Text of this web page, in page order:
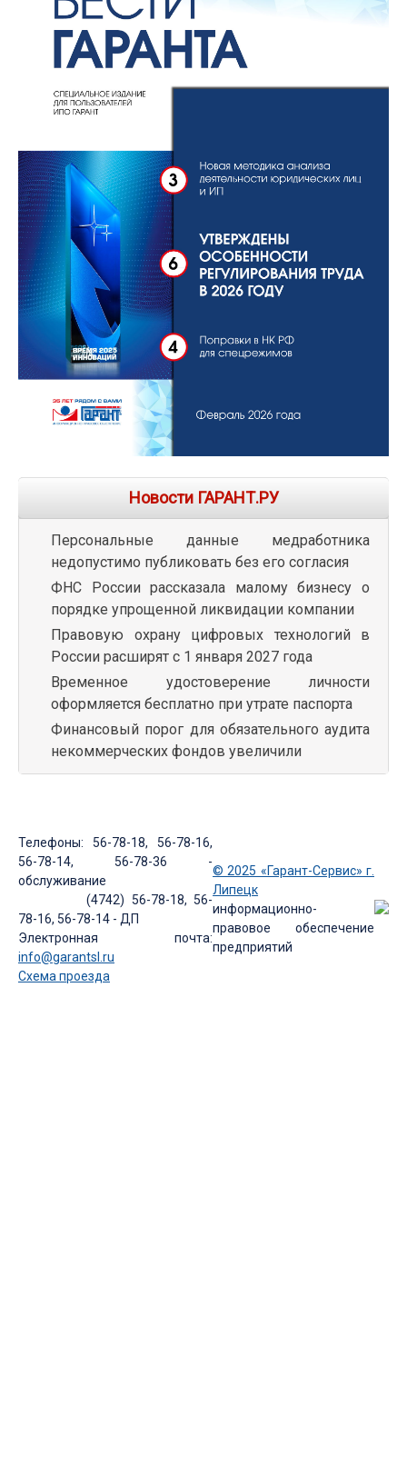
Новости ГАРАНТ.РУ
Персональные данные медработника
недопустимо публиковать без его согласия
ФНС России рассказала малому бизнесу о
порядке упрощенной ликвидации компании
Правовую охрану цифровых технологий в
России расширят с 1 января 2027 года
Временное удостоверение личности
оформляется бесплатно при утрате паспорта
Финансовый порог для обязательного аудита
некоммерческих фондов увеличили
Телефоны: 56-78-18, 56-78-16,
56-78-14, 56-78-36 -
обслуживание
(4742) 56-78-18, 56-
78-16, 56-78-14 - ДП
Электронная почта:
info@garantsl.ru
Схема проезда
© 2025 «Гарант-Сервис» г.
Липецк
информационно-
правовое обеспечение
предприятий